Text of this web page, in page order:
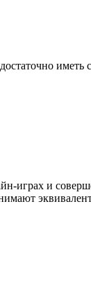
иметь
играх и